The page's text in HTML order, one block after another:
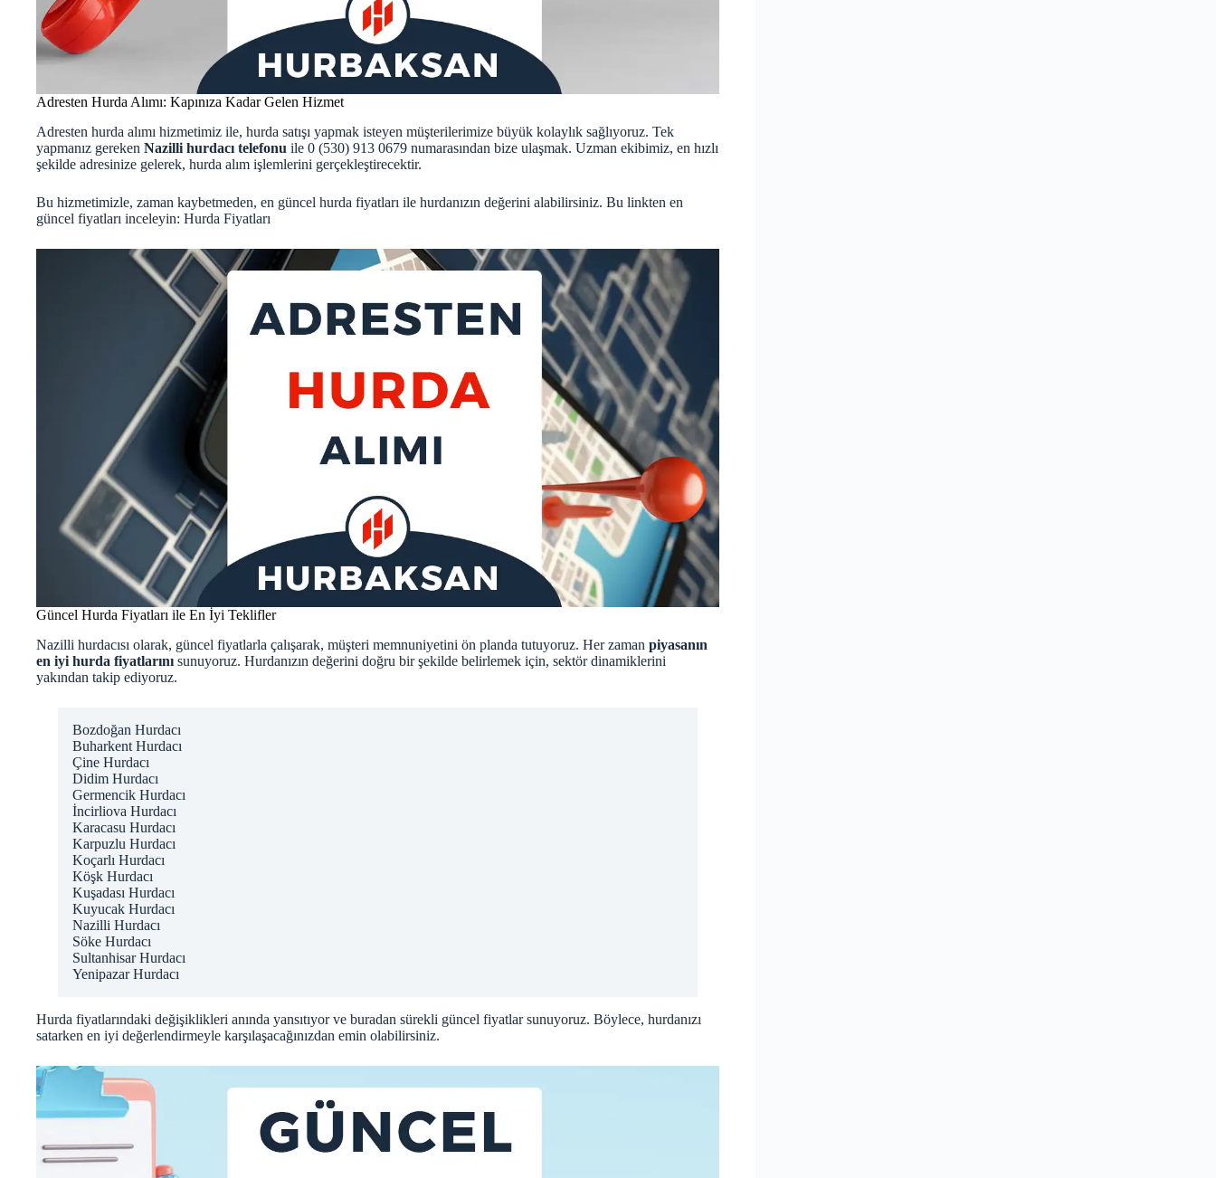
Adresten Hurda Alımı: Kapınıza Kadar Gelen Hizmet
Adresten hurda alımı hizmetimiz ile, hurda satışı yapmak isteyen müşterilerimize büyük kolaylık sağlıyoruz. Tek
yapmanız gereken Nazilli hurdacı telefonu ile 0 (530) 913 0679 numarasından bize ulaşmak. Uzman ekibimiz, en hızlı
şekilde adresinize gelerek, hurda alım işlemlerini gerçekleştirecektir.
Bu hizmetimizle, zaman kaybetmeden, en güncel hurda fiyatları ile hurdanızın değerini alabilirsiniz. Bu linkten en
güncel fiyatları inceleyin: Hurda Fiyatları
Güncel Hurda Fiyatları ile En İyi Teklifler
Nazilli hurdacısı olarak, güncel fiyatlarla çalışarak, müşteri memnuniyetini ön planda tutuyoruz. Her zaman piyasanın
en iyi hurda fiyatlarını sunuyoruz. Hurdanızın değerini doğru bir şekilde belirlemek için, sektör dinamiklerini
yakından takip ediyoruz.
Bozdoğan Hurdacı
Buharkent Hurdacı
Çine Hurdacı
Didim Hurdacı
Germencik Hurdacı
İncirliova Hurdacı
Karacasu Hurdacı
Karpuzlu Hurdacı
Koçarlı Hurdacı
Köşk Hurdacı
Kuşadası Hurdacı
Kuyucak Hurdacı
Nazilli Hurdacı
Söke Hurdacı
Sultanhisar Hurdacı
Yenipazar Hurdacı
Hurda fiyatlarındaki değişiklikleri anında yansıtıyor ve buradan sürekli güncel fiyatlar sunuyoruz. Böylece, hurdanızı
satarken en iyi değerlendirmeyle karşılaşacağınızdan emin olabilirsiniz.